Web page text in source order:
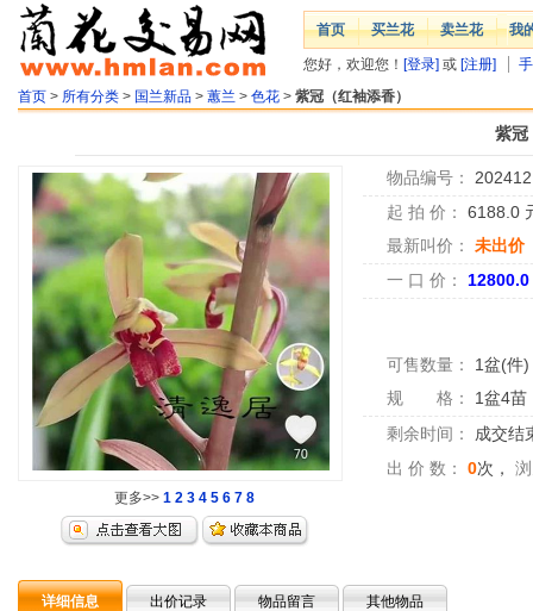
首页 买兰花 卖兰花 我
您好，欢迎您！ [登录] 或 [注册]
首页 > 所有分类 > 国兰新品 > 蕙兰 > 色花 > 紫冠（红袖添香）
紫冠
更多>> 1 2 3 4 5 6 7 8
物品编号：
起 拍 价：
6188.0
最新叫价：
未出价
一 口 价：
12800.0
可售数量： 1盆(件)
规 格：
1盆4苗
剩余时间：
成交结
出 价 数：
0次，
详细信息 出价记录 物品留言
其他物品